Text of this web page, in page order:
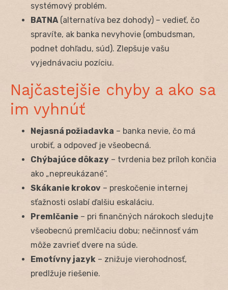
systémový problém.
BATNA(alternatíva bez dohody) – vedieť, čo
spravíte, ak banka nevyhovie (ombudsman,
podnet dohľadu, súd). Zlepšuje vašu
vyjednávaciu pozíciu.
Najčastejšie chyby a ako sa
im vyhnúť
Nejasná požiadavka – banka nevie, čo má
urobiť, a odpoveď je všeobecná.
Chýbajúce dôkazy – tvrdenia bez príloh končia
ako „nepreukázané“.
Skákanie krokov – preskočenie internej
sťažnosti oslabí ďalšiu eskaláciu.
Premlčanie – pri finančných nárokoch sledujte
všeobecnú premlčaciu dobu; nečinnosť vám
môže zavrieť dvere na súde.
Emotívny jazyk – znižuje vierohodnosť,
predlžuje riešenie.